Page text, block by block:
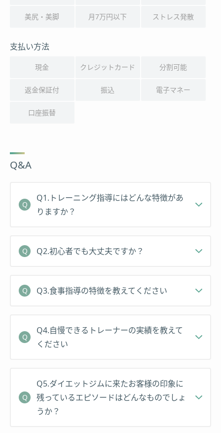
美尻・美脚 月7万円以下 ストレス発散
支払い方法
現金 クレジットカード 分割可能
返金保証付 振込 電子マネー
口座振替
Q&A
Q1.トレーニング指導にはどんな特徴があ
りますか？
Q2.初心者でも大丈夫ですか？
Q3.食事指導の特徴を教えてください
Q4.自慢できるトレーナーの実績を教えて
ください
Q5.ダイエットジムに来たお客様の印象に
残っているエピソードはどんなものでしょ
うか？